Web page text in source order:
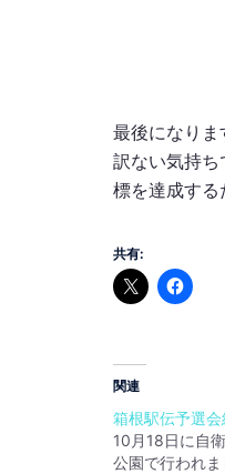
最後になり
訳ない気持
標を達成する
共有:
関連
箱根駅伝予選
10月18日に自
公園で行われ